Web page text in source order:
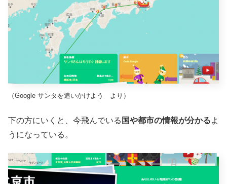
（Google サンタを追いかけよう より）
下の方にいくと、今飛んでいる 国や都市の情報が分かるよ
うになっている。